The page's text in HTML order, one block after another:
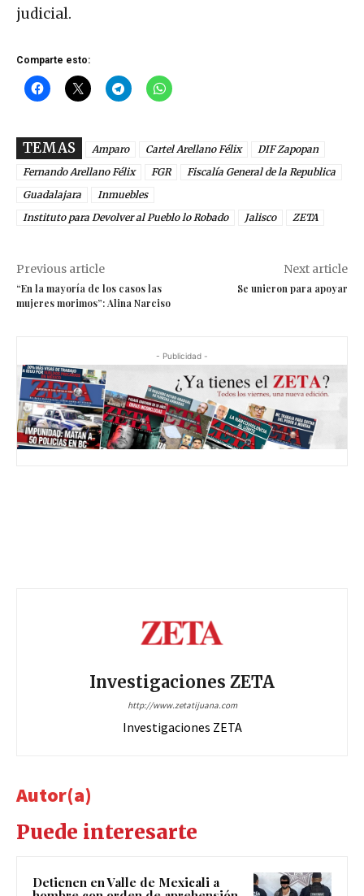
judicial.
Comparte esto:
TEMAS Amparo Cartel Arellano Félix
DIF Zapopan
Fernando Arellano Félix
FGR
Fiscalía General de la Republica
Guadalajara
Inmuebles
Instituto para Devolver al Pueblo lo Robado
Jalisco ZETA
Previous article
“En la mayoría de los casos las
mujeres morimos”: Alina Narciso
Next article
Se unieron para apoyar
- Publicidad -
Investigaciones ZETA
http://www.zetatijuana.com
Investigaciones ZETA
Autor(a)
Puede interesarte
Detienen en Valle de Mexicali a